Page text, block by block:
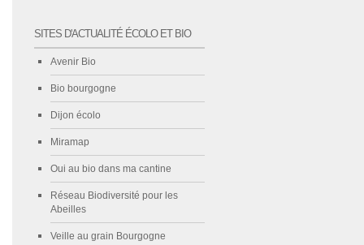
SITES D'ACTUALITÉ ÉCOLO ET BIO
Avenir Bio
Bio bourgogne
Dijon écolo
Miramap
Oui au bio dans ma cantine
Réseau Biodiversité pour les
Abeilles
Veille au grain Bourgogne